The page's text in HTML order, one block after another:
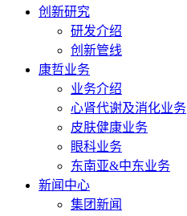
创新研究
研发介绍
创新管线
康哲业务
业务介绍
心肾代谢及消化业务
皮肤健康业务
眼科业务
东南亚&中东业务
新闻中心
集团新闻